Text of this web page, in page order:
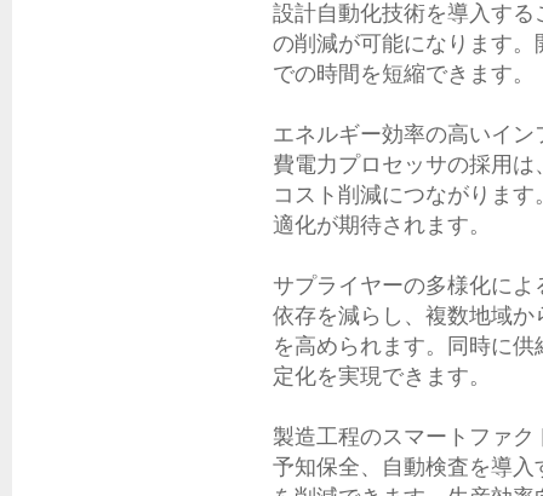
設計自動化技術を導入す
の削減が可能になります
での時間を短縮できます。
エネルギー効率の高いイ
費電力プロセッサの採用
コスト削減につながりま
適化が期待されます。
サプライヤーの多様化に
依存を減らし、複数地域
を高められます。同時に
定化を実現できます。
製造工程のスマートファ
予知保全、自動検査を導